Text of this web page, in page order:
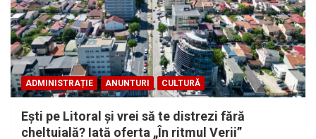
ADMINISTRAȚIE ANUNTURI CULTURĂ
Eşti pe Litoral şi vrei să te distrezi fără
cheltuială? Iată oferta „În ritmul Verii”